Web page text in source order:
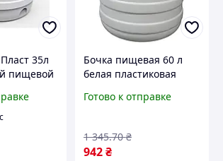
35л
пищевой
Бочка пищевая 60 л
белая пластиковая
молока емкость для
горло с крышкой
Готово к отправке
942₴
1 345.70 ₴